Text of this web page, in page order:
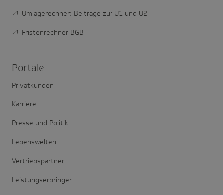
Umlagerechner: Beiträge zur U1 und U2
Fristenrechner BGB
Portale
Privatkunden
Karriere
Presse und Politik
Lebenswelten
Vertriebspartner
Leistungserbringer